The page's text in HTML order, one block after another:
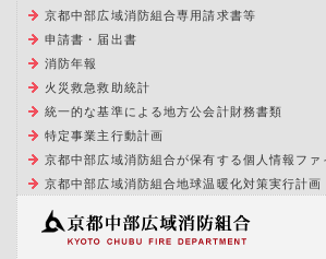
京都中部広域消防組合専用請求書等
申請書・届出書
消防年報
火災救急救助統計
統一的な基準による地方公会計財務書類
特定事業主行動計画
京都中部広域消防組合が保有する個人情報ファ
京都中部広域消防組合地球温暖化対策実行計画